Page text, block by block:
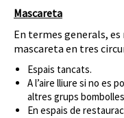
Mascareta
En termes generals,
mascareta en tres
Espais tancats.
A l’aire lliure si no es
altres grups
En espais de